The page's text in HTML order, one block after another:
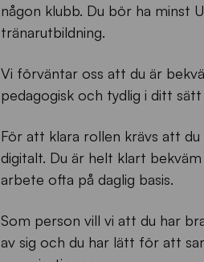
någon klubb. Du bör ha minst
tränarutbildning.
Vi förväntar oss att du är
pedagogisk och tydlig i ditt
För att klara rollen krävs att
digitalt. Du är helt klart
arbete ofta på daglig basis.
Som person vill vi att du har
av sig och du har lätt för att